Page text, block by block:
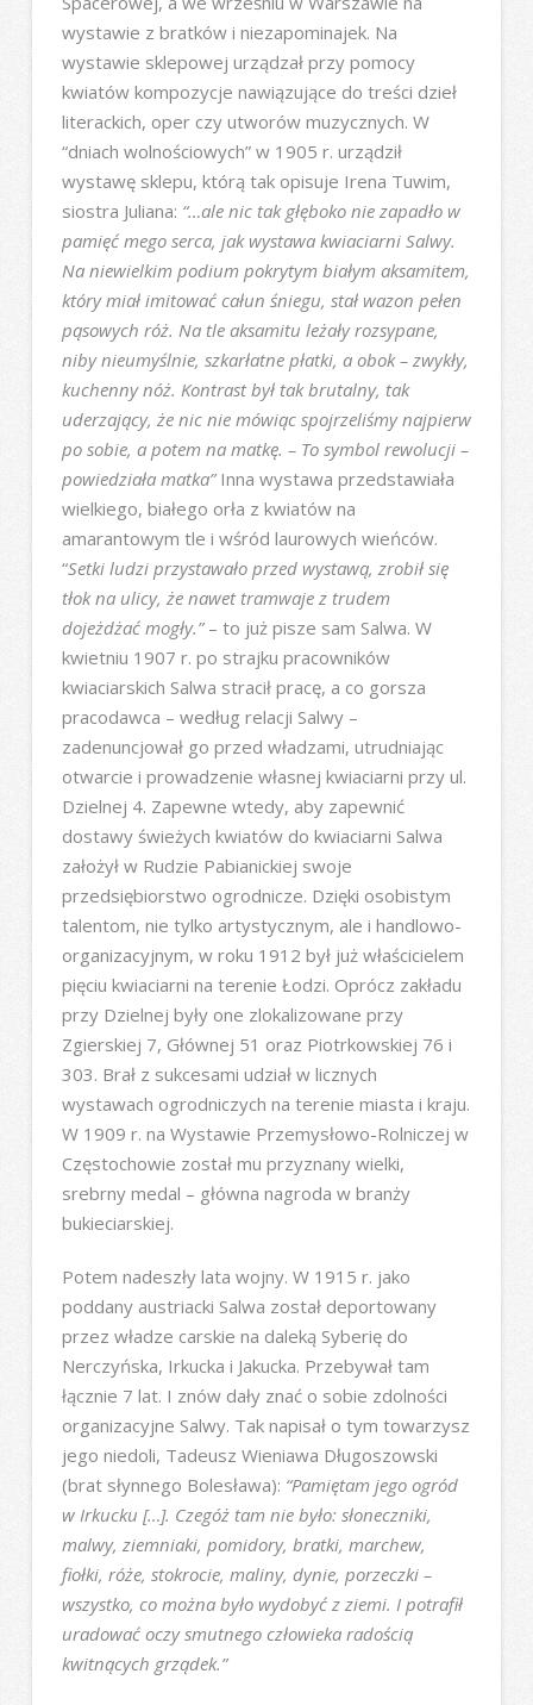
wystawie z bratków i niezapominajek. Na
wystawie sklepowej urządzał przy pomocy
kwiatów kompozycje nawiązujące do treści dzieł
literackich, oper czy utworów muzycznych. W
“dniach wolnościowych” w 1905 r. urządził
wystawę sklepu, którą tak opisuje Irena Tuwim,
siostra Juliana: “…ale nic tak głęboko nie zapadło w
pamięć mego serca, jak wystawa kwiaciarni Salwy.
Na niewielkim podium pokrytym białym aksamitem,
który miał imitować całun śniegu, stał wazon pełen
pąsowych róż. Na tle aksamitu leżały rozsypane,
niby nieumyślnie, szkarłatne płatki, a obok – zwykły,
kuchenny nóż. Kontrast był tak brutalny, tak
uderzający, że nic nie mówiąc spojrzeliśmy najpierw
po sobie, a potem na matkę. – To symbol rewolucji –
powiedziała matka”Inna wystawa przedstawiała
wielkiego, białego orła z kwiatów na
amarantowym tle i wśród laurowych wieńców.
“Setki ludzi przystawało przed wystawą, zrobił się
tłok na ulicy, że nawet tramwaje z trudem
dojeżdżać mogły.”– to już pisze sam Salwa. W
kwietniu 1907 r. po strajku pracowników
kwiaciarskich Salwa stracił pracę, a co gorsza
pracodawca – według relacji Salwy –
zadenuncjował go przed władzami, utrudniając
otwarcie i prowadzenie własnej kwiaciarni przy ul.
Dzielnej 4. Zapewne wtedy, aby zapewnić
dostawy świeżych kwiatów do kwiaciarni Salwa
założył w Rudzie Pabianickiej swoje
przedsiębiorstwo ogrodnicze. Dzięki osobistym
talentom, nie tylko artystycznym, ale i handlowo-
organizacyjnym, w roku 1912 był już właścicielem
pięciu kwiaciarni na terenie Łodzi. Oprócz zakładu
przy Dzielnej były one zlokalizowane przy
Zgierskiej 7, Głównej 51 oraz Piotrkowskiej 76 i
303. Brał z sukcesami udział w licznych
wystawach ogrodniczych na terenie miasta i kraju.
W 1909 r. na Wystawie Przemysłowo-Rolniczej w
Częstochowie został mu przyznany wielki,
srebrny medal – główna nagroda w branży
bukieciarskiej.
Potem nadeszły lata wojny. W 1915 r. jako
poddany austriacki Salwa został deportowany
przez władze carskie na daleką Syberię do
Nerczyńska, Irkucka i Jakucka. Przebywał tam
łącznie 7 lat. I znów dały znać o sobie zdolności
organizacyjne Salwy. Tak napisał o tym towarzysz
jego niedoli, Tadeusz Wieniawa Długoszowski
(brat słynnego Bolesława): “Pamiętam jego ogród
w Irkucku […]. Czegóż tam nie było: słoneczniki,
malwy, ziemniaki, pomidory, bratki, marchew,
fiołki, róże, stokrocie, maliny, dynie, porzeczki –
wszystko, co można było wydobyć z ziemi. I potrafił
uradować oczy smutnego człowieka radością
kwitnących grządek.”